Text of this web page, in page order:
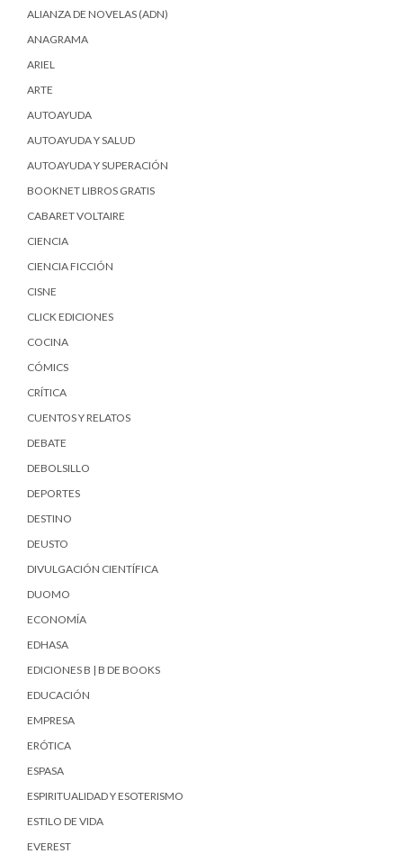
ALIANZA DE NOVELAS (ADN)
ANAGRAMA
ARIEL
ARTE
AUTOAYUDA
AUTOAYUDA Y SALUD
AUTOAYUDA Y SUPERACIÓN
BOOKNET LIBROS GRATIS
CABARET VOLTAIRE
CIENCIA
CIENCIA FICCIÓN
CISNE
CLICK EDICIONES
COCINA
CÓMICS
CRÍTICA
CUENTOS Y RELATOS
DEBATE
DEBOLSILLO
DEPORTES
DESTINO
DEUSTO
DIVULGACIÓN CIENTÍFICA
DUOMO
ECONOMÍA
EDHASA
EDICIONES B | B DE BOOKS
EDUCACIÓN
EMPRESA
ERÓTICA
ESPASA
ESPIRITUALIDAD Y ESOTERISMO
ESTILO DE VIDA
EVEREST